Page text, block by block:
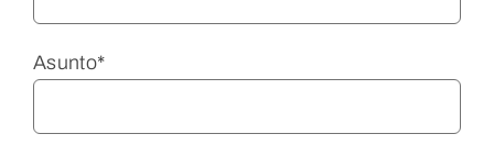
Asunto*